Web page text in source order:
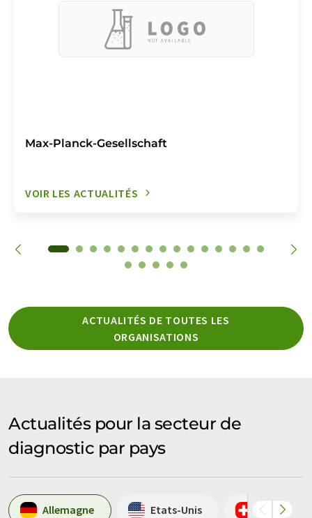
Max-Planck-Gesellschaft
VOIR LES ACTUALITÉS
ACTUALITÉS DE TOUTES LES
ORGANISATIONS
Actualités pour la secteur de
diagnostic par pays
Allemagne Etats-Unis Suisse